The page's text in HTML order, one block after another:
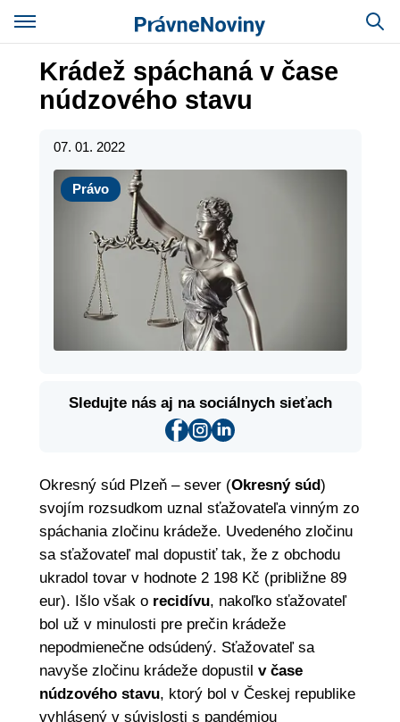
Krádež spáchaná v čase
núdzového stavu
07. 01. 2022
Právo
Právo
Sledujte nás aj na sociálnych sieťach
Okresný súd Plzeň – sever (Okresný súd)
svojím rozsudkom uznal sťažovateľa vinným zo
spáchania zločinu krádeže. Uvedeného zločinu
sa sťažovateľ mal dopustiť tak, že z obchodu
ukradol tovar v hodnote 2 198 Kč (približne 89
eur). Išlo však o recidívu, nakoľko sťažovateľ
bol už v minulosti pre prečin krádeže
nepodmienečne odsúdený. Sťažovateľ sa
navyše zločinu krádeže dopustil v čase
núdzového stavu, ktorý bol v Českej republike
vyhlásený v súvislosti s pandémiou